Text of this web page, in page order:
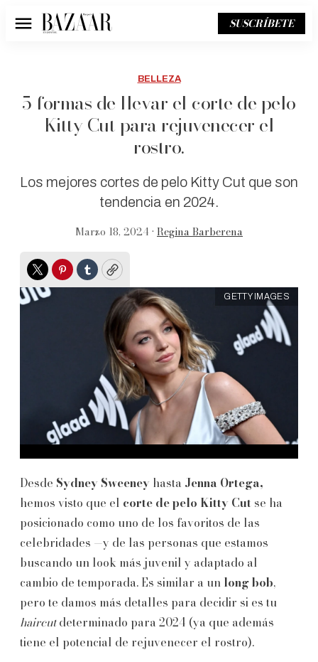
Menú SUSCRÍBETE
BELLEZA
5 formas de llevar el corte de pelo
Kitty Cut para rejuvenecer el
rostro.
Los mejores cortes de pelo Kitty Cut que son
tendencia en 2024.
Marzo 18, 2024 • Regina Barberena
TwitterPinterest
TumblrCopy
GETTY IMAGES
Desde Sydney Sweeney hasta Jenna Ortega,
hemos visto que el corte de pelo Kitty Cut se ha
posicionado como uno de los favoritos de las
celebridades —y de las personas que estamos
buscando un look más juvenil y adaptado al
cambio de temporada. Es similar a un long bob,
pero te damos más detalles para decidir si es tu
haircutdeterminado para 2024 (ya que además
tiene el potencial de rejuvenecer el rostro).